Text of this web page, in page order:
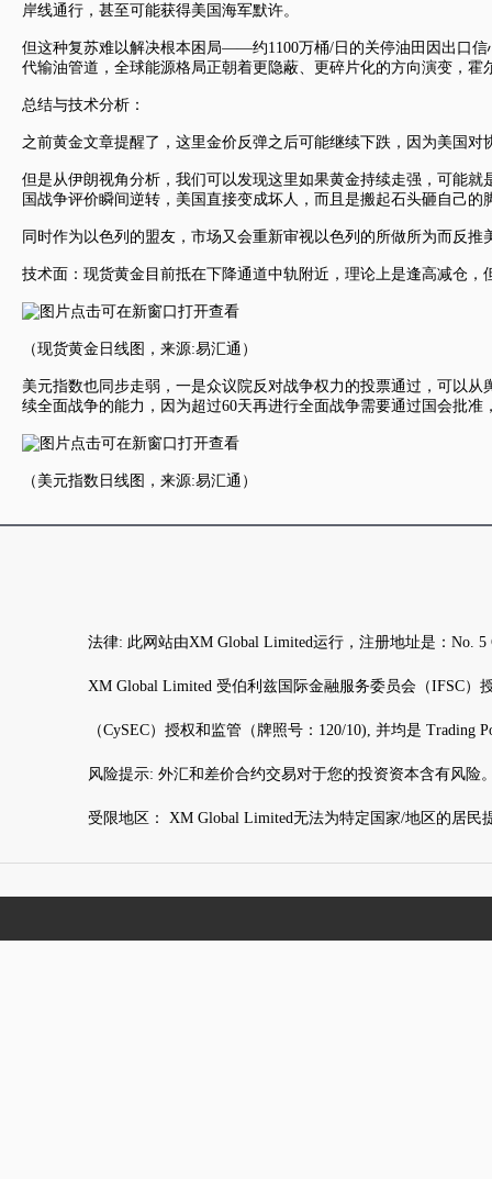
岸线通行，甚至可能获得美国海军默许。
但这种复苏难以解决根本困局——约1100万桶/日的关停油田因出口
代输油管道，全球能源格局正朝着更隐蔽、更碎片化的方向演变，
总结与技术分析：
之前黄金文章提醒了，这里金价反弹之后可能继续下跌，因为美国
但是从伊朗视角分析，我们可以发现这里如果黄金持续走强，可能
国战争评价瞬间逆转，美国直接变成坏人，而且是搬起石头砸自己的
同时作为以色列的盟友，市场又会重新审视以色列的所做所为而反
技术面： 现货黄金 目前抵在下降通道中轨附近，理论上是逢高减仓
（现货黄金 日线图，来源:易汇通）
美元指数也同步走弱，一是众议院反对战争权力的投票通过，可以
续全面战争的能力，因为超过60天再进行全面战争需要通过国会批
（ 美元指数 日线图，来源:易汇通）
法律: 此网站由XM Global Limited运行，注册地址是：No.
XM Global Limited 受伯利兹国际金融服务委员会（IFSC）
（CySEC）授权和监管（牌照号：120/10), 并均是 Trading
风险提示: 外汇和差价合约交易对于您的投资资本含有风险
受限地区： XM Global Limited无法为特定国家/地区的居